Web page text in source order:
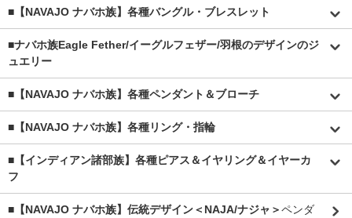
■【NAVAJO ナバホ族】各種バングル・ブレスレット
■ナバホ族Eagle Fether/イーグルフェザー/羽根のデザインのジ
ュエリー
■【NAVAJO ナバホ族】各種ペンダント＆ブローチ
■【NAVAJO ナバホ族】各種リング・指輪
■【インディアン諸部族】各種ピアス＆イヤリング＆イヤーカ
フ
■【NAVAJO ナバホ族】伝統デザイン＜NAJA/ナジャ＞ペンダ